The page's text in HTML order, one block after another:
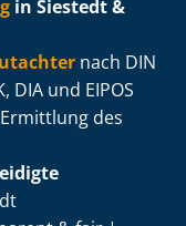
in Siestedt &
nach DIN
DIA und EIPOS
Ermittlung des